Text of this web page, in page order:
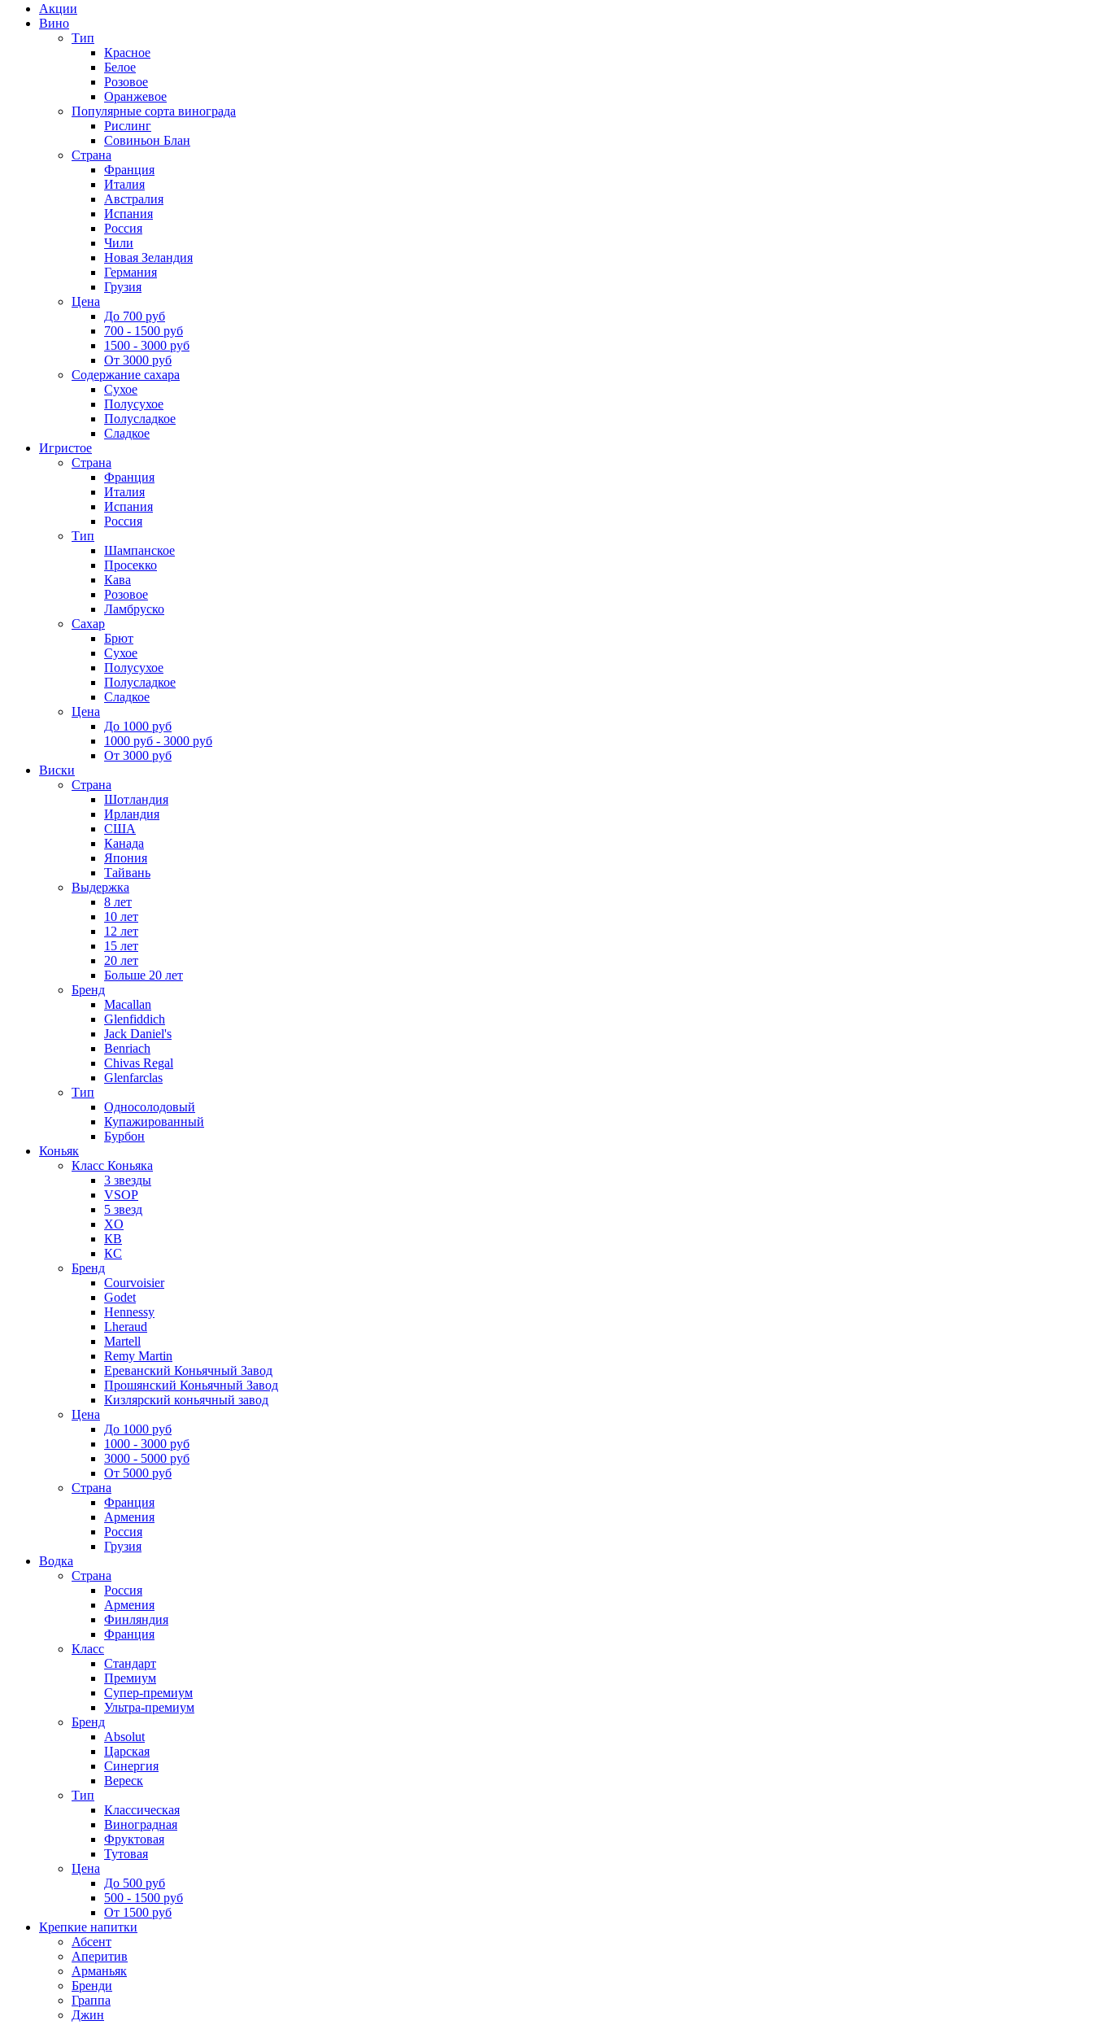
Акции
Вино
Тип
Красное
Белое
Розовое
Оранжевое
Популярные сорта винограда
Рислинг
Совиньон Блан
Страна
Франция
Италия
Австралия
Испания
Россия
Чили
Новая Зеландия
Германия
Грузия
Цена
До 700 руб
700 - 1500 руб
1500 - 3000 руб
От 3000 руб
Содержание сахара
Сухое
Полусухое
Полусладкое
Сладкое
Игристое
Страна
Франция
Италия
Испания
Россия
Тип
Шампанское
Просекко
Кава
Розовое
Ламбруско
Сахар
Брют
Сухое
Полусухое
Полусладкое
Сладкое
Цена
До 1000 руб
1000 руб - 3000 руб
От 3000 руб
Виски
Страна
Шотландия
Ирландия
США
Канада
Япония
Тайвань
Выдержка
8 лет
10 лет
12 лет
15 лет
20 лет
Больше 20 лет
Бренд
Macallan
Glenfiddich
Jack Daniel's
Benriach
Chivas Regal
Glenfarclas
Тип
Односолодовый
Купажированный
Бурбон
Коньяк
Класс Коньяка
3 звезды
VSOP
5 звезд
XO
КВ
КС
Бренд
Courvoisier
Godet
Hennessy
Lheraud
Martell
Remy Martin
Ереванский Коньячный Завод
Прошянский Коньячный Завод
Кизлярский коньячный завод
Цена
До 1000 руб
1000 - 3000 руб
3000 - 5000 руб
От 5000 руб
Страна
Франция
Армения
Россия
Грузия
Водка
Страна
Россия
Армения
Финляндия
Франция
Класс
Стандарт
Премиум
Супер-премиум
Ультра-премиум
Бренд
Absolut
Царская
Синергия
Вереск
Тип
Классическая
Виноградная
Фруктовая
Тутовая
Цена
До 500 руб
500 - 1500 руб
От 1500 руб
Крепкие напитки
Абсент
Аперитив
Арманьяк
Бренди
Граппа
Джин